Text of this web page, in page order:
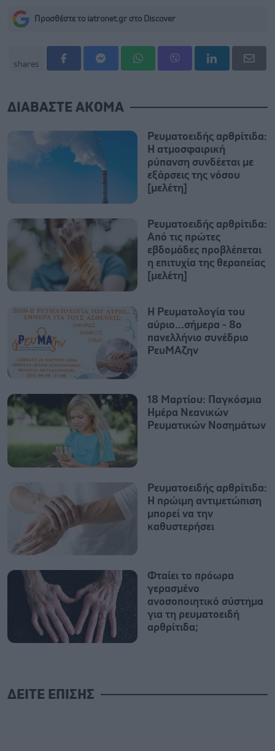
Προσθέστε το iatronet.gr στο Discover
shares
ΔΙΑΒΑΣΤΕ ΑΚΟΜΑ
Ρευματοειδής αρθρίτιδα:
Η ατμοσφαιρική
ρύπανση συνδέεται με
εξάρσεις της νόσου
[μελέτη]
Ρευματοειδής αρθρίτιδα:
Από τις πρώτες
εβδομάδες προβλέπεται
η επιτυχία της θεραπείας
[μελέτη]
Η Ρευματολογία του
αύριο...σήμερα - 8ο
πανελλήνιο συνέδριο
ΡευΜΑζην
18 Μαρτίου: Παγκόσμια
Ημέρα Νεανικών
Ρευματικών Νοσημάτων
Ρευματοειδής αρθρίτιδα:
Η πρώιμη αντιμετώπιση
μπορεί να την
καθυστερήσει
Φταίει το πρόωρα
γερασμένο
ανοσοποιητικό σύστημα
για τη ρευματοειδή
αρθρίτιδα;
ΔΕΙΤΕ ΕΠΙΣΗΣ